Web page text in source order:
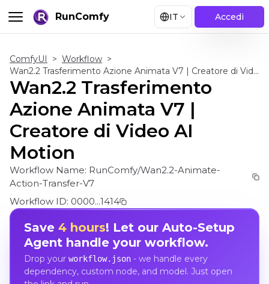
RunComfy IT Accedi
ComfyUI > Workflow >
Wan2.2 Trasferimento Azione Animata V7 | Creatore di Video AI Motion
Wan2.2 Trasferimento
Azione Animata V7 |
Creatore di Video AI
Motion
Workflow Name: RunComfy/Wan2.2-Animate-
Action-Transfer-V7
Workflow ID: 0000...1414
Save 4 hours! Let our Auto-Setup
Agent handle your workflow.
Drop your workflow.json- we handle every
dependency, custom node, and model. Just open